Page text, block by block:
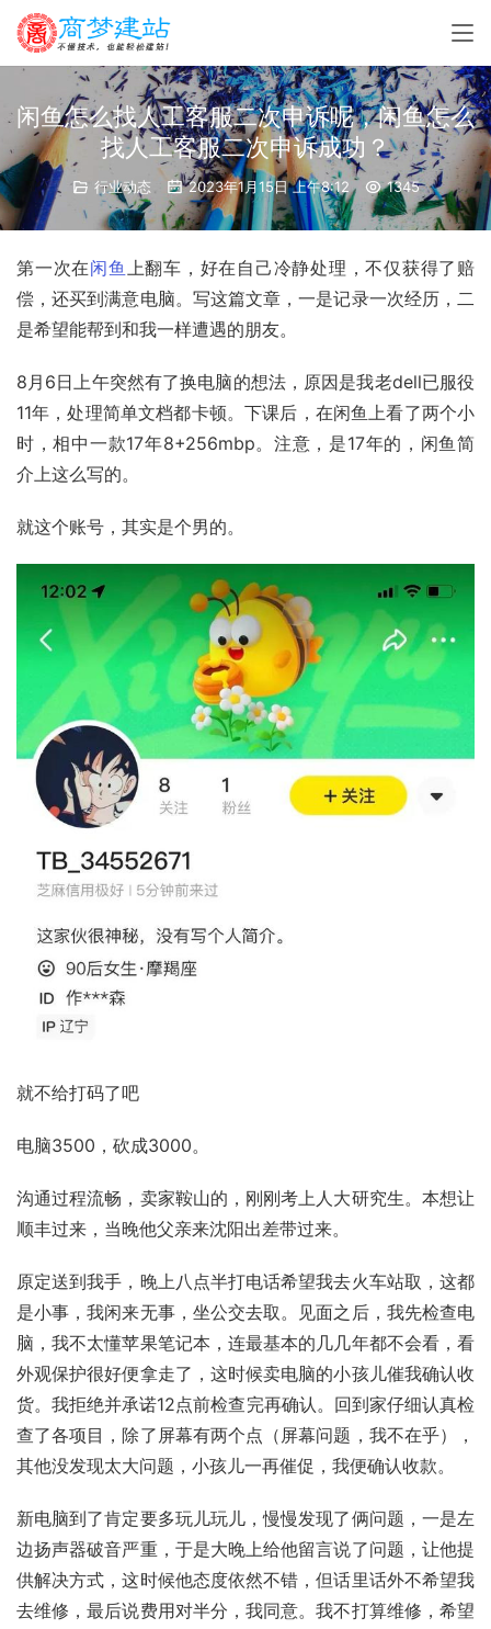
闲鱼怎么找人工客服二次申诉呢，闲鱼怎么
找人工客服二次申诉成功？
行业动态 2023年1月15日 上午8:12 1345
第一次在闲鱼 上翻车，好在自己冷静处理，不仅获得了赔
偿，还买到满意电脑。写这篇文章，一是记录一次经历，二
是希望能帮到和我一样遭遇的朋友。
8月6日上午突然有了换电脑的想法，原因是我老dell已服役
11年，处理简单文档都卡顿。下课后，在闲鱼上看了两个小
时，相中一款17年8+256mbp。注意，是17年的，闲鱼简
介上这么写的。
就这个账号，其实是个男的。
就不给打码了吧
电脑3500，砍成3000。
沟通过程流畅，卖家鞍山的，刚刚考上人大研究生。本想让
顺丰过来，当晚他父亲来沈阳出差带过来。
原定送到我手，晚上八点半打电话希望我去火车站取，这都
是小事，我闲来无事，坐公交去取。见面之后，我先检查电
脑，我不太懂苹果笔记本 ，连最基本的几几年都不会看，看
外观保护很好便拿走了，这时候卖电脑的小孩儿催我确认收
货。我拒绝并承诺12点前检查完再确认。回到家仔细认真检
查了各项目，除了屏幕有两个点（屏幕问题，我不在乎），
其他没发现太大问题，小孩儿一再催促，我便确认收款。
新电脑到了肯定要多玩儿玩儿，慢慢发现了俩问题，一是左
边扬声器破音严重，于是大晚上给他留言说了问题，让他提
供解决方式，这时候他态度依然不错，但话里话外不希望我
去维修，最后说费用对半分，我同意。我不打算维修，希望